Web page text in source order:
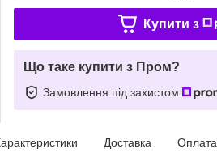
Купити з
Що таке купити з Пром?
Замовлення під захистом
Доставка Оплата